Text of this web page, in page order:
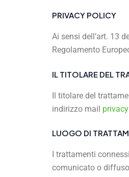
PRIVACY POLICY
Ai sensi dell’art. 13
Regolamento
IL TITOLARE DEL
Il titolare del
indirizzo mail
LUOGO DI
I trattamenti
comunicato o